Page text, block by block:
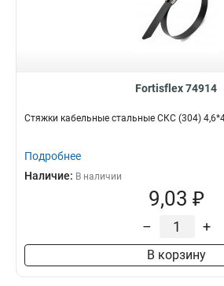
Fortisflex 74914
Стяжки кабельные стальные СКС (304)
Подробнее
Наличие: В наличии
9,03 ₽
– +
В корзину